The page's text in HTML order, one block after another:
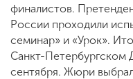
финалистов.
России проходили
семинар» и «Урок».
Санкт-Петербургском
сентября. Жюри